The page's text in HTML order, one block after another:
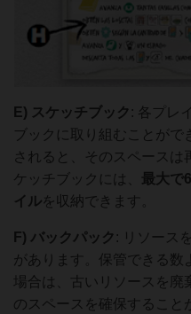
E) スケッチブック : 各プレ
ブックに取り組むことがで
されると、そのスペースは
ケッチブックには、
最大
イルを収納できます。
F) バックパック : リソース
があります。保管できる数
場合は、古いリソースを廃
のスペースを確保すること